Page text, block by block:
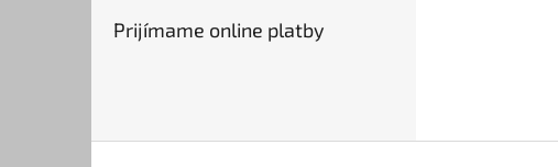
Prijímame online platby